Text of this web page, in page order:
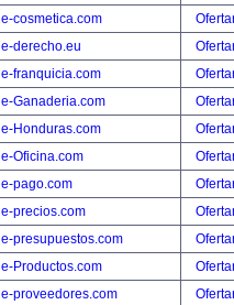
e-cosmetica.com
e-derecho.eu
e-franquicia.com
e-Ganaderia.com
e-Honduras.com
e-Oficina.com
e-pago.com
e-precios.com
e-presupuestos.com
e-Productos.com
e-proveedores.com